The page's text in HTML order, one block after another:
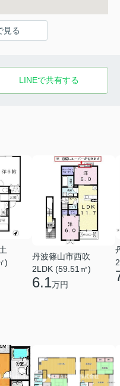
見る
LINEで共有する
)
丹波篠山市西吹
2LDK (59.51㎡)
6.1万円